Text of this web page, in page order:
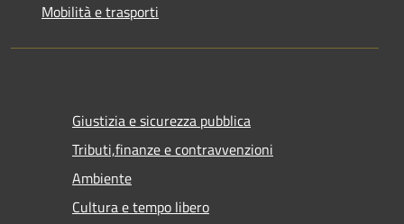
Mobilità e trasporti
Giustizia e sicurezza pubblica
Tributi,finanze e contravvenzioni
Ambiente
Cultura e tempo libero